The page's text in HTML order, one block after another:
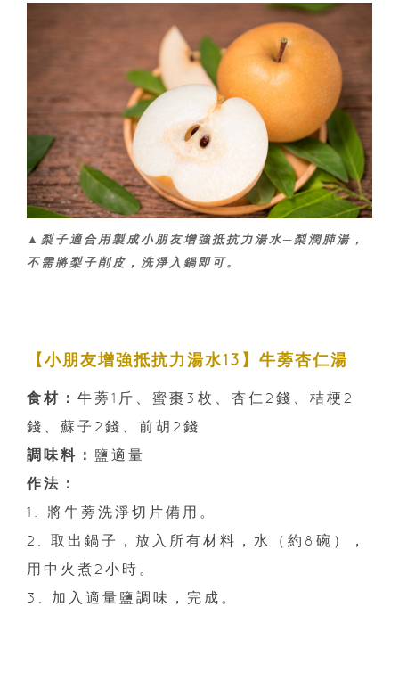
▲梨子適合用製成小朋友增強抵抗力湯水─梨潤肺湯，
不需將梨子削皮，洗淨入鍋即可。
【小朋友增強抵抗力湯水13】牛蒡杏仁湯
食材： 牛蒡1斤、蜜棗3枚、杏仁2錢、桔梗2
錢、蘇子2錢、前胡2錢
調味料： 鹽適量
作法：
1. 將牛蒡洗淨切片備用。
2. 取出鍋子，放入所有材料，水（約8碗），
用中火煮2小時。
3. 加入適量鹽調味，完成。